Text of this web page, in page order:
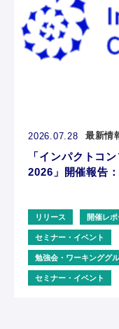
2026.07.28 最新情
「インパクトコ
2026」開催報告
リリース 開催レポ
セミナー・イベント
勉強会・ワーキンググ
セミナー・イベント